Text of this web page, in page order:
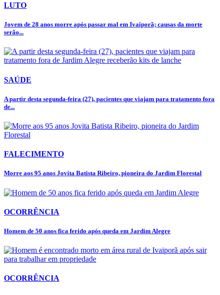
LUTO
Jovem de 28 anos morre após passar mal em Ivaiporã; causas da morte
serão...
SAÚDE
A partir desta segunda-feira (27), pacientes que viajam para tratamento fora
de...
FALECIMENTO
Morre aos 95 anos Jovita Batista Ribeiro, pioneira do Jardim Florestal
OCORRÊNCIA
Homem de 50 anos fica ferido após queda em Jardim Alegre
OCORRÊNCIA